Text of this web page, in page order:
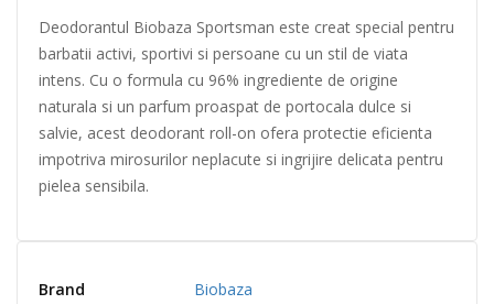
Deodorantul Biobaza Sportsman este creat special pentru
barbatii activi, sportivi si persoane cu un stil de viata
intens. Cu o formula cu 96% ingrediente de origine
naturala si un parfum proaspat de portocala dulce si
salvie, acest deodorant roll-on ofera protectie eficienta
impotriva mirosurilor neplacute si ingrijire delicata pentru
pielea sensibila.
Brand Biobaza